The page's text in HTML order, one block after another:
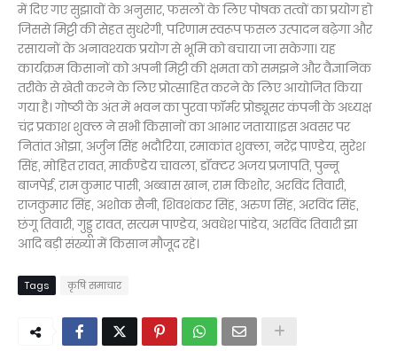
में दिए गए सुझावों के अनुसार, फसलों के लिए पोषक तत्वों का प्रयोग हो
जिससे मिट्टी की सेहत सुधरेगी, परिणाम स्वरूप फसल उत्पादन बढ़ेगा और
रसायनों के अनावश्यक प्रयोग से भूमि को बचाया जा सकेगा। यह
कार्यक्रम किसानों को अपनी मिट्टी की क्षमता को समझने और वैज्ञानिक
तरीके से खेती करने के लिए प्रोत्साहित करने के लिए आयोजित किया
गया है। गोष्ठी के अंत में भवन का पुरवा फॉर्मर प्रोड्यूसर कंपनी के अध्यक्ष
चंद्र प्रकाश शुक्ल ने सभी किसानों का आभार जताया।इस अवसर पर
नितांत ओझा, अर्जुन सिंह भदौरिया, रमाकांत शुक्ला, नरेंद्र पाण्डेय, सुरेश
सिंह, मोहित रावत, मार्कण्डेय चावला, डॉक्टर अजय प्रजापति, पुन्नू
बाजपेई, राम कुमार पासी, अब्बास खान, राम किशोर, अरविंद तिवारी,
राजकुमार सिंह, अशोक सैनी, शिवशंकर सिंह, अरुण सिंह, अरविंद सिंह,
छंगू तिवारी, गुड्डू रावत, सत्यम पाण्डेय, अवधेश पांडेय, अरविंद तिवारी झा
आदि बड़ी संख्या में किसान मौजूद रहे।
Tags कृषि समाचार